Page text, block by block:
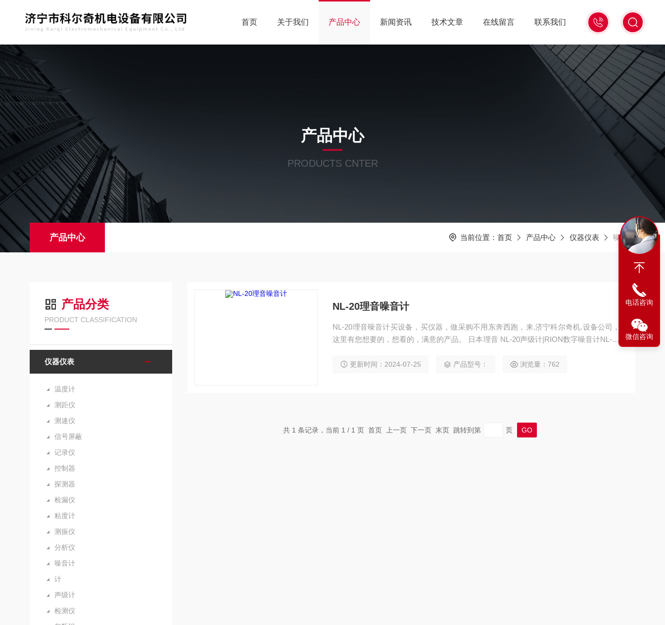
15006471345
首页 关于我们 产品中心 新闻资讯 技术文章 在线留言 联系我们
产品中心
PRODUCTS CNTER
产品中心 当前位置： 首页 产品中心 仪器仪表 噪音计
产品分类
PRODUCT CLASSIFICATION
仪器仪表
温度计
测距仪
测速仪
信号屏蔽
记录仪
控制器
探测器
检漏仪
粘度计
测振仪
分析仪
噪音计
计
声级计
检测仪
NL-20理音噪音计
NL-20理音噪音计买设备，买仪器，做采购不用东奔西跑，来.济宁科尔奇机.设备公司，
这里有您想要的，想看的，满意的产品。 日本理音 NL-20声级计|RION数字噪音计NL-20
更新时间：2024-07-25 产品型号： 浏览量：762
共 1 条记录，当前 1 / 1 页 首页 上一页 下一页 末页 跳转到第 页
电话咨询
微信咨询